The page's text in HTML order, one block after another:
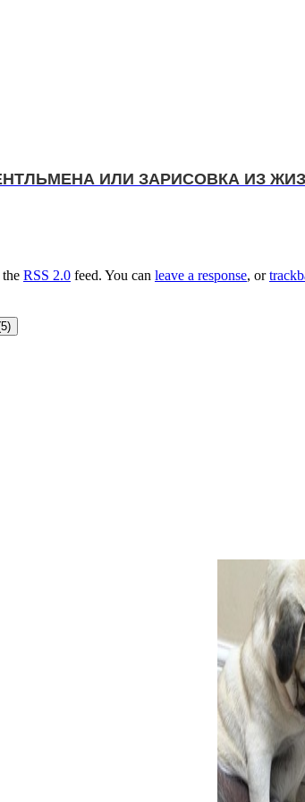
ИЛИ ЗАРИСОВКА ИЗ
RSS 2.0 feed. You can leave a response, or
«съобезьянничать»? К счастью, вредные